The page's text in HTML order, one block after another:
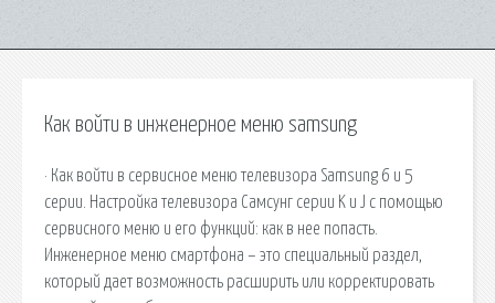
Как войти в инженерное меню samsung
· Как войти в сервисное меню телевизора Samsung 6 и 5
серии. Настройка телевизора Самсунг серии K и J с помощью
сервисного меню и его функций: как в нее попасть.
Инженерное меню смартфона – это специальный раздел,
который дает возможность расширить или корректировать